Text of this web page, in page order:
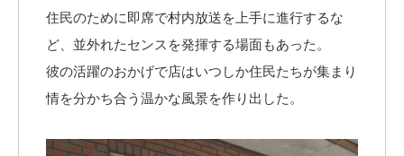
住民のために即席で村内放送を上手に進行するな
ど、並外れたセンスを発揮する場面もあった。
彼の活躍のおかげで店はいつしか住民たちが集まり
情を分かち合う温かな風景を作り出した。